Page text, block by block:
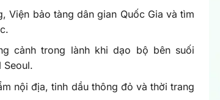
Viện bảo tàng dân gian Quốc Gia và tìm
cảnh trong lành khi dạo bộ bên suối
Seoul.
nội địa, tinh dầu thông đỏ và thời trang